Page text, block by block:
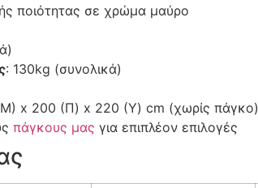
ποιότητας σε χρώμα μαύρο
: 130kg (συνολικά)
x 200 (Π) x 220 (Υ) cm (χωρίς πάγκο)
πάγκους μας για επιπλέον επιλογές